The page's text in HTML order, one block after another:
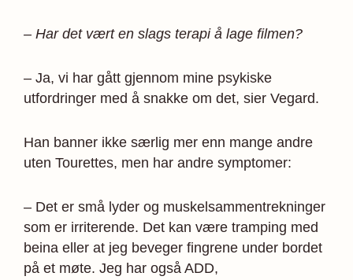
– Har det vært en slags terapi å lage filmen?
– Ja, vi har gått gjennom mine psykiske
utfordringer med å snakke om det, sier Vegard.
Han banner ikke særlig mer enn mange andre
uten Tourettes, men har andre symptomer:
– Det er små lyder og muskelsammentrekninger
som er irriterende. Det kan være tramping med
beina eller at jeg beveger fingrene under bordet
på et møte. Jeg har også ADD,